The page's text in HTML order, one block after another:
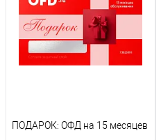
ПОДАРОК: ОФД на 15 месяцев